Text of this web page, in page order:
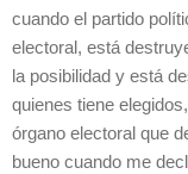
cuando el partido
electoral, está
la posibilidad y está
quienes tiene
órgano electoral que
bueno cuando me